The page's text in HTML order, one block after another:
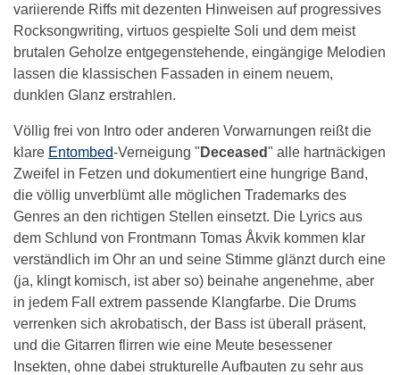
variierende Riffs mit dezenten Hinweisen auf progressives
Rocksongwriting, virtuos gespielte Soli und dem meist
brutalen Geholze entgegenstehende, eingängige Melodien
lassen die klassischen Fassaden in einem neuem,
dunklen Glanz erstrahlen.
Völlig frei von Intro oder anderen Vorwarnungen reißt die
klare Entombed-Verneigung " Deceased" alle hartnäckigen
Zweifel in Fetzen und dokumentiert eine hungrige Band,
die völlig unverblümt alle möglichen Trademarks des
Genres an den richtigen Stellen einsetzt. Die Lyrics aus
dem Schlund von Frontmann Tomas Åkvik kommen klar
verständlich im Ohr an und seine Stimme glänzt durch eine
(ja, klingt komisch, ist aber so) beinahe angenehme, aber
in jedem Fall extrem passende Klangfarbe. Die Drums
verrenken sich akrobatisch, der Bass ist überall präsent,
und die Gitarren flirren wie eine Meute besessener
Insekten, ohne dabei strukturelle Aufbauten zu sehr aus